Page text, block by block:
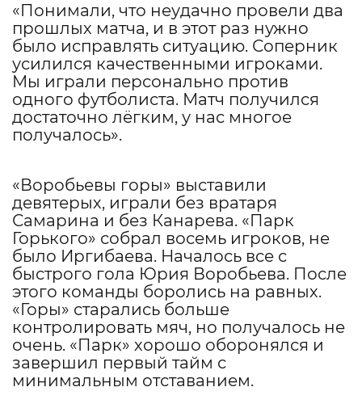
«Понимали, что неудачно провели два
прошлых матча, и в этот раз нужно
было исправлять ситуацию. Соперник
усилился качественными игроками.
Мы играли персонально против
одного футболиста. Матч получился
достаточно лёгким, у нас многое
получалось».
«Воробьевы горы» выставили
девятерых, играли без вратаря
Самарина и без Канарева. «Парк
Горького» собрал восемь игроков, не
было Иргибаева. Началось все с
быстрого гола Юрия Воробьева. После
этого команды боролись на равных.
«Горы» старались больше
контролировать мяч, но получалось не
очень. «Парк» хорошо оборонялся и
завершил первый тайм с
минимальным отставанием.